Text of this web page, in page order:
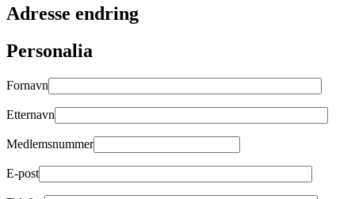
Adresse endring
Personalia
Fornavn
Etternavn
Medlemsnummer
E-post